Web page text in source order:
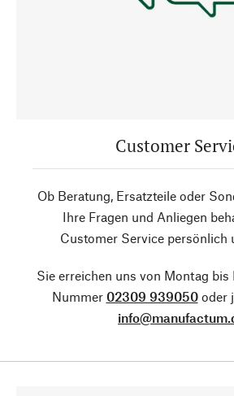
Customer
Ob Beratung, Ersatzteile oder
Ihre Fragen und Anliegen
Customer Service persönlich
Sie erreichen uns von Montag bis
Nummer 02309 939050oder